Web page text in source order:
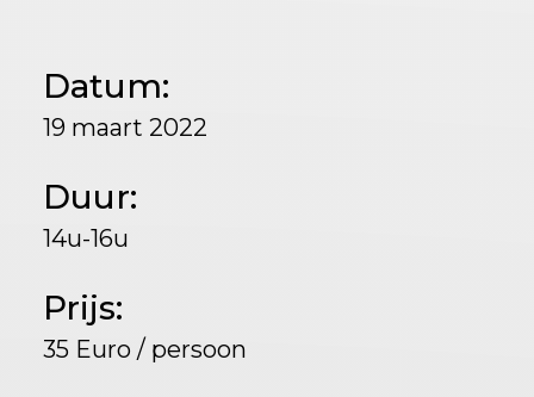
Datum:
19 maart 2022
Duur:
14u-16u
Prijs:
35 Euro / persoon